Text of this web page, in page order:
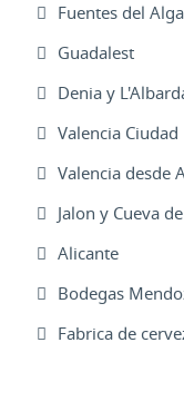
Fuentes del
Guadalest
Denia y
Valencia Ciudad
Valencia desde
Jalon y Cueva
Alicante
Bodegas
Fabrica de